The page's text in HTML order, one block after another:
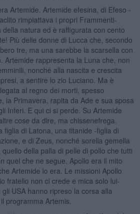
Artemide. Artemide efesina, di Efeso -
rimpiattava i propri Frammenti-
natura ed è raffigurata con cento
Più delle donne di Lucca che, secondo
tre, ma una sarebbe la scarsella con
Artemide rappresenta la Luna che, non
nonché alla nascita e crescita
a sentire lo zio Luciano. Ma è
al regno dei morti, spesso
la Primavera, rapita da Ade e sua sposa
Inferi. E qui ci si perde. Su Artemide
cose da dire, ma chissenefrega.
figlia di Latona, una titanide -figlia di
e di Zeus, nonché sorella gemella
della palla di pelle di pollo che tutti
quel che ne segue. Apollo era il mito
Artemide lo era. Le missioni Apollo
fratello non ci crede e mica solo lui-
USA hanno ripreso la corsa alla
programma Artemis.